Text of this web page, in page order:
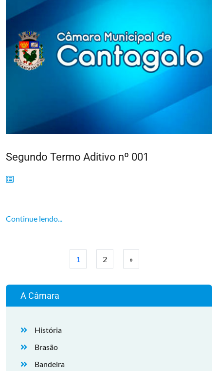
Segundo Termo Aditivo nº 001
Continue lendo...
1 2 »
A Câmara
História
Brasão
Bandeira